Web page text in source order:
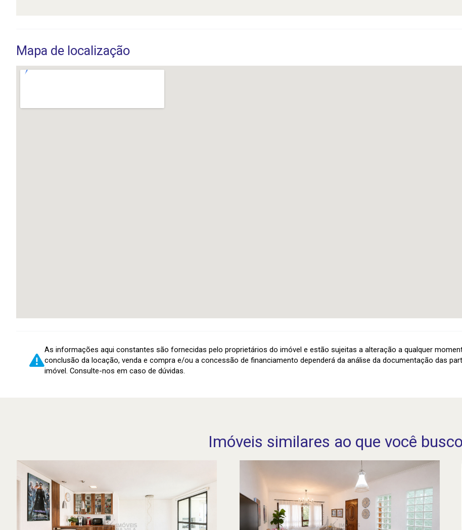
Mapa de localização
As informações aqui constantes são fornecidas pelo proprietários do imóvel e estão sujeitas a alteração a qualquer
conclusão da locação, venda e compra e/ou a concessão de financiamento dependerá da análise da documentação das
imóvel. Consulte-nos em caso de dúvidas.
Imóveis similares ao que você